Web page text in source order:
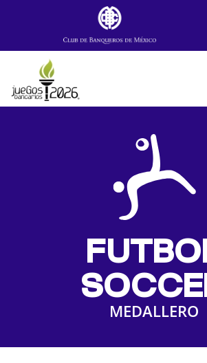
Skip to main content
MEDALLERO